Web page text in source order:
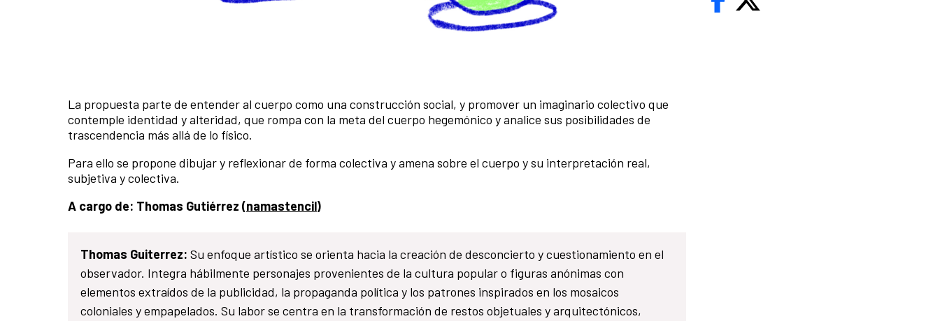
La propuesta parte de entender al cuerpo como una construcción social, y promover un imaginario colectivo que
contemple identidad y alteridad, que rompa con la meta del cuerpo hegemónico y analice sus posibilidades de
trascendencia más allá de lo físico.
Para ello se propone dibujar y reflexionar de forma colectiva y amena sobre el cuerpo y su interpretación real,
subjetiva y colectiva.
A cargo de: Thomas Gutiérrez (namastencil)
Thomas Guiterrez: Su enfoque artístico se orienta hacia la creación de desconcierto y cuestionamiento en el
observador. Integra hábilmente personajes provenientes de la cultura popular o figuras anónimas con
elementos extraídos de la publicidad, la propaganda política y los patrones inspirados en los mosaicos
coloniales y empapelados. Su labor se centra en la transformación de restos objetuales y arquitectónicos,